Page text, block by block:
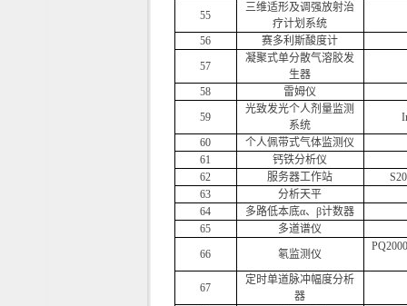
55
三维适形及调强放射治
疗计划系统
56
赛多利斯酸度计
57
凝聚式单分散气溶胶发
生器
58
雷姆仪
59
光致发光个人剂量监测
系统
60
个人佩带式气体监测仪
61
钙铁分析仪
62
服务器工作站
63
分析天平
64
多路低本底α、β计数器
65
多道谱仪
66
氡监测仪
67
定时单道脉冲幅度分析
器